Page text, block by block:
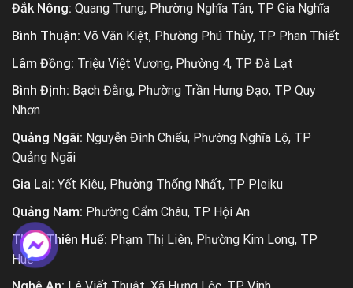
Đắk Nông: Quang Trung, Phường Nghĩa Tân, TP Gia Nghĩa
Bình Thuận: Võ Văn Kiệt, Phường Phú Thủy, TP Phan Thiết
Lâm Đồng: Triệu Việt Vương, Phường 4, TP Đà Lạt
Bình Định: Bạch Đằng, Phường Trần Hưng Đạo, TP Quy
Nhơn
Quảng Ngãi: Nguyễn Đình Chiểu, Phường Nghĩa Lộ, TP
Quảng Ngãi
Gia Lai: Yết Kiêu, Phường Thống Nhất, TP Pleiku
Quảng Nam: Phường Cẩm Châu, TP Hội An
Thừa Thiên Huế: Phạm Thị Liên, Phường Kim Long, TP
Huế